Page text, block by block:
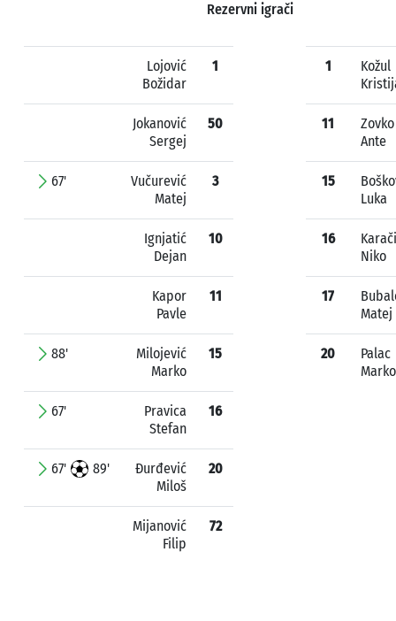
Rezervni igrači
Lojović
Božidar
1
Jokanović
Sergej
50
67'
Vučurević
Matej
3
Ignjatić
Dejan
10
Kapor
Pavle
11
88'
Milojević
Marko
15
67'
Pravica
Stefan
16
67' 89'
Đurđević
Miloš
20
Mijanović
Filip
72
1
Kožul
11
Zovko
Ante
15
Luka
16
Niko
17
Matej
20
Palac
Marko